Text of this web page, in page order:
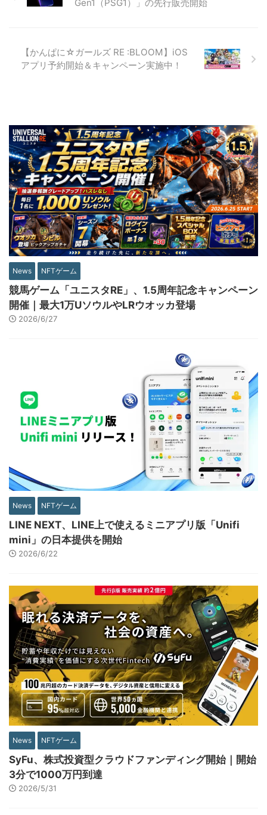
Gen1（PSG1）」の先行販売開始
【かんぱに☆ガールズ RE :BLOOM】iOS
アプリ予約開始＆キャンペーン実施中！
News NFTゲーム
競馬ゲーム「ユニスタRE」、1.5周年記念キャンペーン
開催｜最大1万UソウルやLRウオッカ登場
2026/6/27
News NFTゲーム
LINE NEXT、LINE上で使えるミニアプリ版「Unifi
mini」の日本提供を開始
2026/6/22
News NFTゲーム
SyFu、株式投資型クラウドファンディング開始｜開始
3分で1000万円到達
2026/5/31